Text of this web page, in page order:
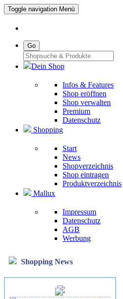
Toggle navigation Menü
Go
Dein Shop
Infos & Features
Shop eröffnen
Shop verwalten
Premium
Datenschutz
Shopping
Start
News
Shopverzeichnis
Shop eintragen
Produktverzeichnis
Mallux
Impressum
Datenschutz
AGB
Werbung
Shopping News